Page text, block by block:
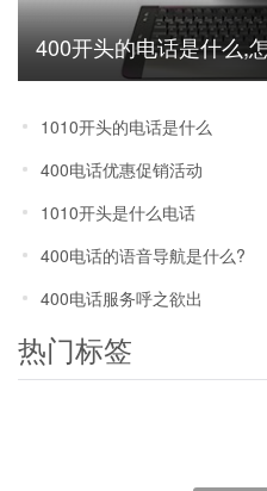
400开头的电话是什么,
1010开头的电话是什么
400电话优惠促销活动
1010开头是什么电话
400电话的语音导航是什么?
400电话服务呼之欲出
热门标签